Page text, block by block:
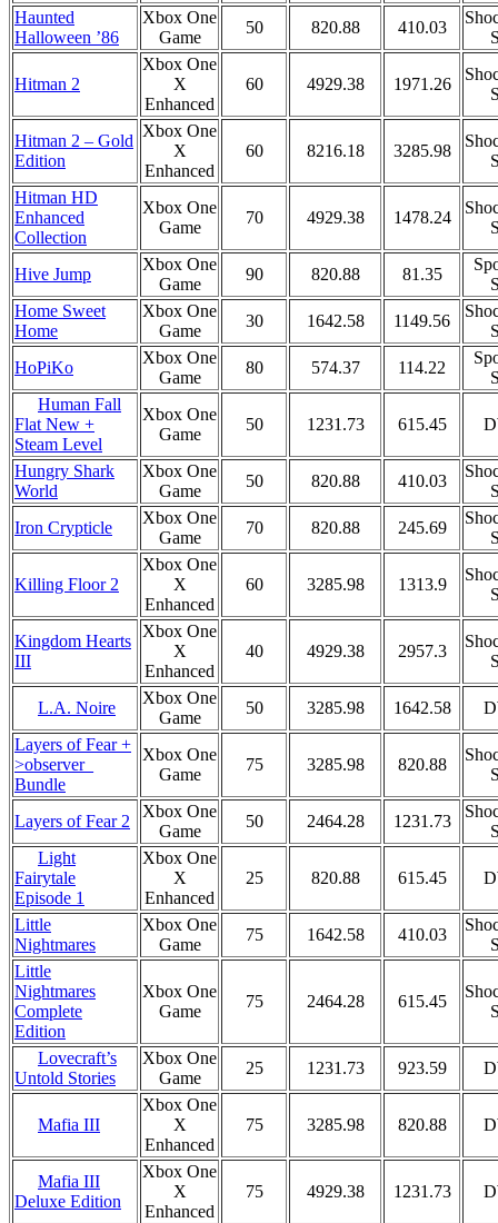
Haunted
Halloween ’86
Xbox One
Game
50 820.88 410.03
Hitman 2
Xbox One
X
Enhanced
60 4929.38 1971.26
Hitman 2 – Gold
Edition
Xbox One
X
Enhanced
60 8216.18 3285.98
Hitman HD
Enhanced
Collection
Xbox One
Game
70 4929.38 1478.24
Hive Jump
Xbox One
Game
90 820.88 81.35
Home Sweet
Home
Xbox One
Game
30 1642.58 1149.56
HoPiKo
Xbox One
Game
80 574.37 114.22
Human Fall
Flat New +
Steam Level
Xbox One
Game
50 1231.73 615.45
Hungry Shark
World
Xbox One
Game
50 820.88 410.03
Iron Crypticle
Xbox One
Game
70 820.88 245.69
Killing Floor 2
Xbox One
X
Enhanced
60 3285.98 1313.9
Kingdom Hearts
III
Xbox One
X
Enhanced
40 4929.38 2957.3
L.A. Noire
Xbox One
Game
50 3285.98 1642.58
Layers of Fear +
>observer_
Bundle
Xbox One
Game
75 3285.98 820.88
Layers of Fear 2
Xbox One
Game
50 2464.28 1231.73
Light
Fairytale
Episode 1
Xbox One
X
Enhanced
25 820.88 615.45
Little
Nightmares
Xbox One
Game
75 1642.58 410.03
Little
Nightmares
Complete
Edition
Xbox One
Game
75 2464.28 615.45
Lovecraft’s
Untold Stories
Xbox One
Game
25 1231.73 923.59
Mafia III
Xbox One
X
Enhanced
75 3285.98 820.88
Mafia III
Deluxe Edition
Xbox One
X
Enhanced
75 4929.38 1231.73